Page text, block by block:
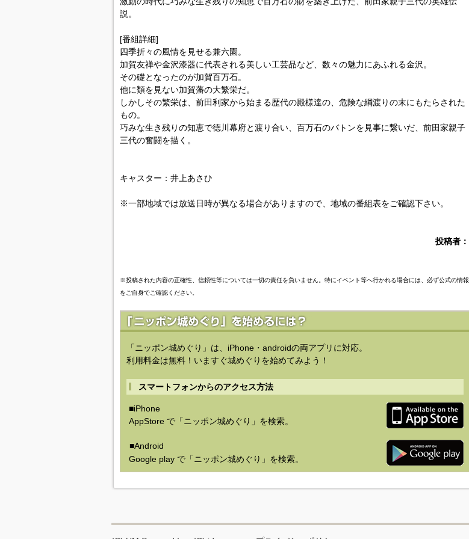
説。
[番組詳細]
四季折々の風情を見せる兼六園。
加賀友禅や金沢漆器に代表される美しい工芸品など、数々の魅力にあふれる金沢。
その礎となったのが加賀百万石。
他に類を見ない加賀藩の大繁栄だ。
しかしその繁栄は、前田利家から始まる歴代の殿様達の、危険な綱渡りの末にもたらされた
もの。
巧みな生き残りの知恵で徳川幕府と渡り合い、百万石のバトンを見事に繋いだ、前田家親子
三代の奮闘を描く。
キャスター：井上あさひ
※一部地域では放送日時が異なる場合がありますので、地域の番組表をご確認下さい。
投稿者：
※投稿された内容の正確性、信頼性等については一切の責任を負いません。特にイベント等へ行かれる場合には、必ず公式の情報
をご自身でご確認ください。
「ニッポン城めぐり」は、iPhone・androidの両アプリに対応。
利用料金は無料！いますぐ城めぐりを始めてみよう！
スマートフォンからのアクセス方法
■iPhone
AppStore で「ニッポン城めぐり」を検索。
■Android
Google play で「ニッポン城めぐり」を検索。